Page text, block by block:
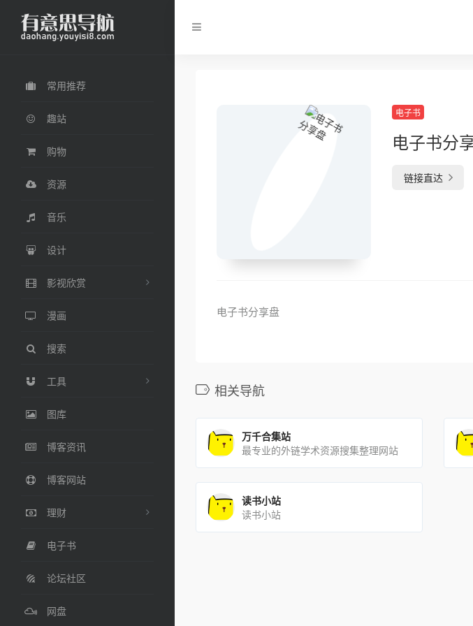
常用推荐
趣站
购物
资源
音乐
设计
影视欣赏
漫画
搜索
工具
图库
博客资讯
博客网站
理财
电子书
论坛社区
网盘
电子书
电子书分
链接直达
电子书分享盘
相关导航
万千合集站
最专业的外链学术资源搜集整理网站
读书小站
读书小站